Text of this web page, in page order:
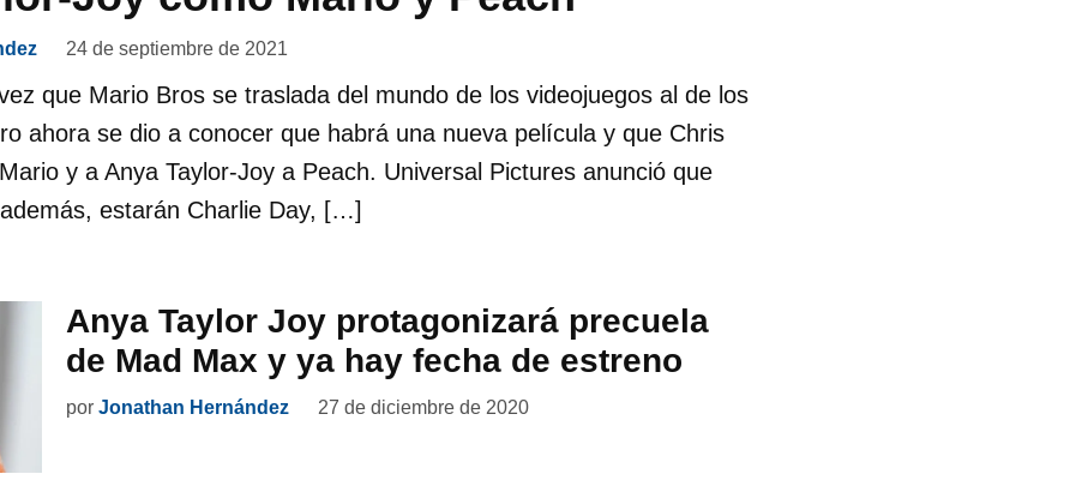
24 de septiembre de 2021
que Mario Bros se traslada del mundo de los videojuegos al de los
ahora se dio a conocer que habrá una nueva película y que Chris
y a Anya Taylor-Joy a Peach. Universal Pictures anunció que
estarán Charlie Day, […]
Anya Taylor Joy protagonizará precuela
de Mad Max y ya hay fecha de estreno
por Jonathan Hernández 27 de diciembre de 2020